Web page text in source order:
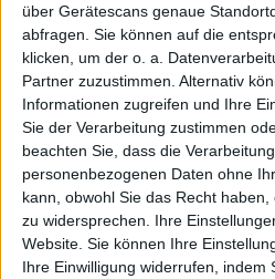
über Gerätescans genaue
abfragen. Sie können auf die
klicken, um der o. a.
Partner zuzustimmen. Alternativ
Informationen zugreifen und Ihre
Sie der Verarbeitung zustimmen
beachten Sie, dass die
personenbezogenen Daten ohne
kann, obwohl Sie das Recht
zu widersprechen. Ihre
Website. Sie können Ihre
Ihre Einwilligung widerrufen, indem